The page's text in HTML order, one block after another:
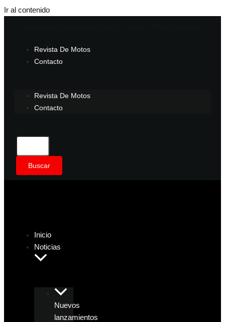
Ir al contenido
Revista De Motos
Contacto
Revista De Motos
Contacto
Buscar
Inicio
Noticias
Nuevos
lanzamientos